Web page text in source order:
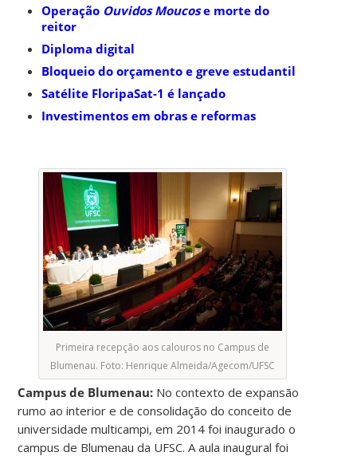
Operação Ouvidos Moucose morte do
reitor
Diploma digital
Bloqueio do orçamento e greve estudantil
Satélite FloripaSat-1 é lançado
Investimentos em obras e reformas
Primeira recepção aos calouros no Campus de
Blumenau. Foto: Henrique Almeida/Agecom/UFSC
Campus de Blumenau: No contexto de expansão
rumo ao interior e de consolidação do conceito de
universidade multicampi, em 2014 foi inaugurado o
campus de Blumenau da UFSC. A aula inaugural foi